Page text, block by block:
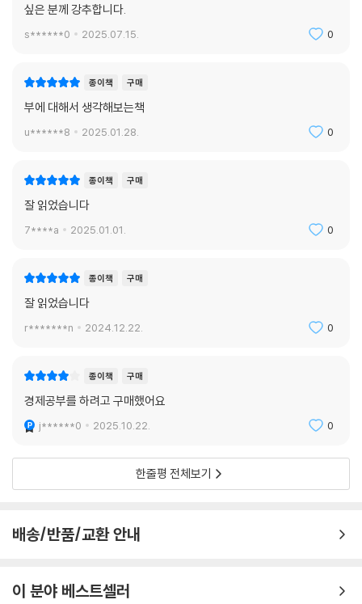
싶은 분께 강추합니다.
s******0 2025.07.15. 0
종이책 구매
부에 대해서 생각해보는책
u******8 2025.01.28. 0
종이책 구매
잘 읽었습니다
7****a 2025.01.01. 0
종이책 구매
잘 읽었습니다
r*******n 2024.12.22. 0
종이책 구매
경제공부를 하려고 구매했어요
j******0 2025.10.22. 0
한줄평 전체보기
배송/반품/교환 안내
이 분야 베스트셀러